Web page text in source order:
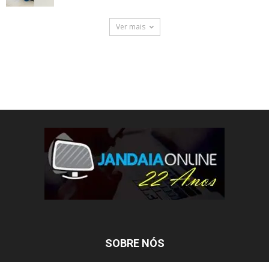
Ver mais
SOBRE NÓS